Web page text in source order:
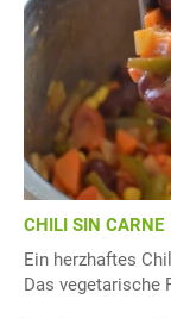
CHILI SIN CARNE
Ein herzhaftes
Das vegetarische